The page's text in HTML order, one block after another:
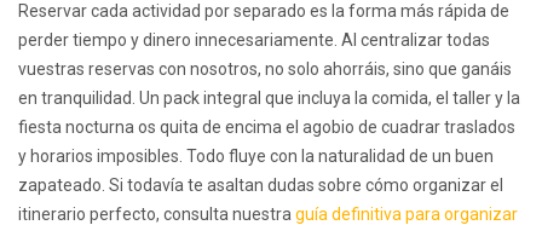
Reservar cada actividad por separado es la forma más rápida de
perder tiempo y dinero innecesariamente. Al centralizar todas
vuestras reservas con nosotros, no solo ahorráis, sino que ganáis
en tranquilidad. Un pack integral que incluya la comida, el taller y la
fiesta nocturna os quita de encima el agobio de cuadrar traslados
y horarios imposibles. Todo fluye con la naturalidad de un buen
zapateado. Si todavía te asaltan dudas sobre cómo organizar el
itinerario perfecto, consulta nuestra guía definitiva para organizar